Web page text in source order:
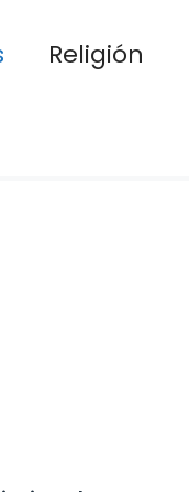
Religión